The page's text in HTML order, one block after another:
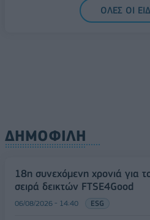
ΟΛΕΣ ΟΙ
ΔΗΜΟΦΙΛΗ
18η συνεχόμενη χρονιά για
σειρά δεικτών FTSE4Good
06/08/2026 - 14:40 ESG